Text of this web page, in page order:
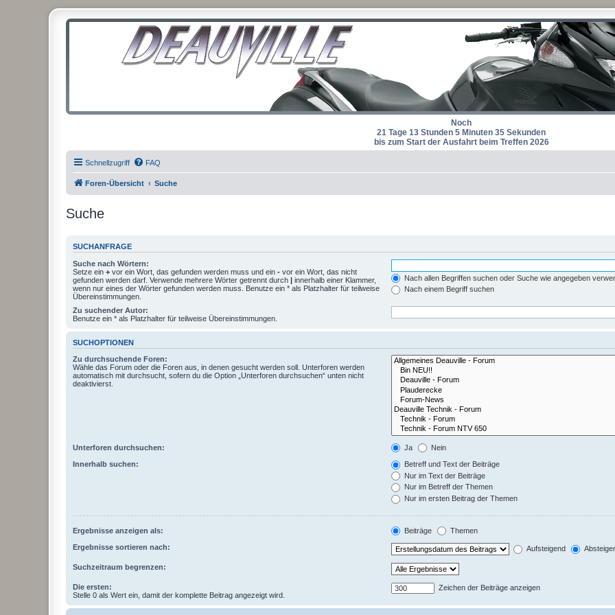
Noch
21 Tage 13 Stunden 5 Minuten 35 Sekunden
bis zum Start der Ausfahrt beim Treffen 2026
Schnellzugriff FAQ
Foren-Übersicht Suche
Suche
SUCHANFRAGE
Suche nach Wörtern:
Setze ein + vor ein Wort, das gefunden werden muss und ein - vor ein Wort, das nicht
gefunden werden darf. Verwende mehrere Wörter getrennt durch | innerhalb einer Klammer,
wenn nur eines der Wörter gefunden werden muss. Benutze ein * als Platzhalter für teilweise
Übereinstimmungen.
Nach allen Begriffen suchen oder Suche wie angegeben
Nach einem Begriff suchen
Zu suchender Autor:
Benutze ein * als Platzhalter für teilweise Übereinstimmungen.
SUCHOPTIONEN
Zu durchsuchende Foren:
Wähle das Forum oder die Foren aus, in denen gesucht werden soll. Unterforen werden
automatisch mit durchsucht, sofern du die Option „Unterforen durchsuchen“ unten nicht
deaktivierst.
Unterforen durchsuchen: Ja Nein
Innerhalb suchen:
Betreff und Text der Beiträge
Nur im Text der Beiträge
Nur im Betreff der Themen
Nur im ersten Beitrag der Themen
Ergebnisse anzeigen als: Beiträge Themen
Ergebnisse sortieren nach: Aufsteigend
Suchzeitraum begrenzen:
Die ersten:
Stelle 0 als Wert ein, damit der komplette Beitrag angezeigt wird.
Zeichen der Beiträge anzeigen